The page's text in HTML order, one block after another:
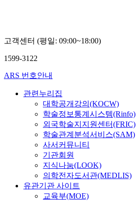
고객센터 (평일: 09:00~18:00)
1599-3122
ARS 번호안내
관련누리집
대학공개강의(KOCW)
학술정보통계시스템(Rinfo)
외국학술지지원센터(FRIC)
학술관계분석서비스(SAM)
사서커뮤니티
기관회원
지식나눔(LOOK)
의학전자도서관(MEDLIS)
유관기관 사이트
교육부(MOE)